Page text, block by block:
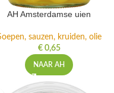
Soepen, sauzen, kruiden, olie
€ 0,65
NAAR AH